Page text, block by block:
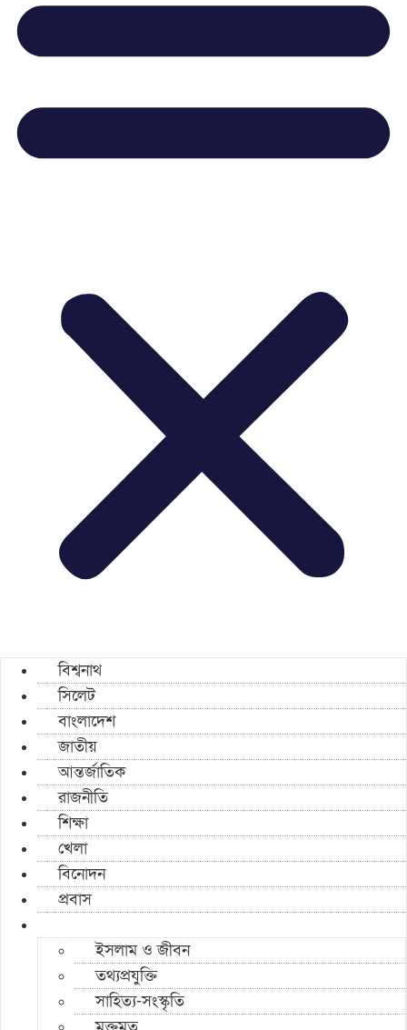
বিশ্বনাথ
সিলেট
বাংলাদেশ
জাতীয়
আন্তর্জাতিক
রাজনীতি
শিক্ষা
খেলা
বিনোদন
প্রবাস
ইসলাম ও জীবন
তথ্যপ্রযুক্তি
সাহিত্য-সংস্কৃতি